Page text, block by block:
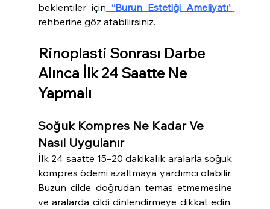
beklentiler için “Burun Estetiği Ameliyatı
rehberine göz atabilirsiniz.
Rinoplasti Sonrası Darbe
Alınca İlk 24 Saatte Ne
Yapmalı
Soğuk Kompres Ne Kadar Ve
Nasıl Uygulanır
İlk 24 saatte 15–20 dakikalık aralarla soğuk
kompres ödemi azaltmaya yardımcı olabilir.
Buzun cilde doğrudan temas etmemesine
ve aralarda cildi dinlendirmeye dikkat edin.